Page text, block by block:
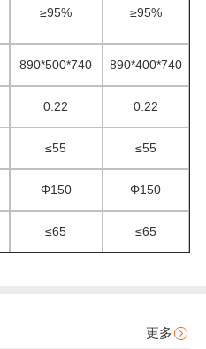
≥95% ≥95%
890*500*740 890*400*740
0.22 0.22
≤55 ≤55
Φ150 Φ150
≤65 ≤65
更多